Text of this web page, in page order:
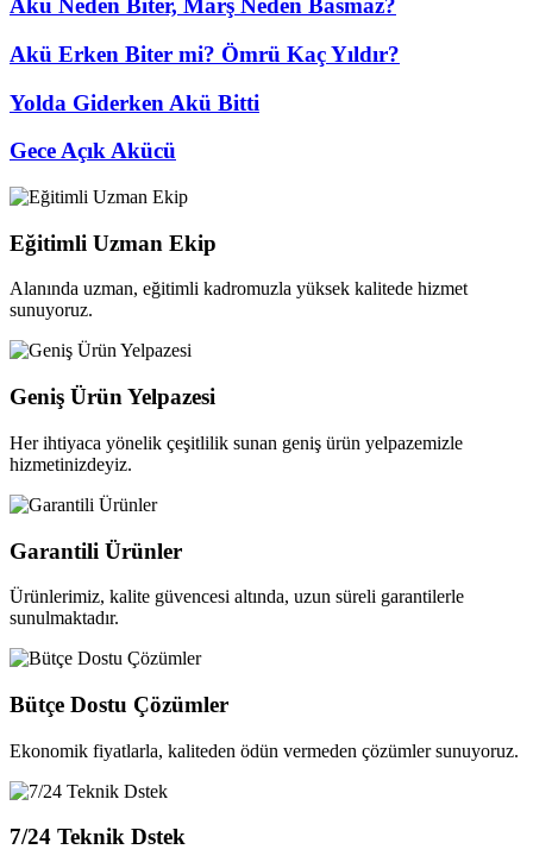
Akü Neden Biter, Marş Neden Basmaz?
Akü Erken Biter mi? Ömrü Kaç Yıldır?
Yolda Giderken Akü Bitti
Gece Açık Akücü
Eğitimli Uzman Ekip
Alanında uzman, eğitimli kadromuzla yüksek kalitede hizmet
sunuyoruz.
Geniş Ürün Yelpazesi
Her ihtiyaca yönelik çeşitlilik sunan geniş ürün yelpazemizle
hizmetinizdeyiz.
Garantili Ürünler
Ürünlerimiz, kalite güvencesi altında, uzun süreli garantilerle
sunulmaktadır.
Bütçe Dostu Çözümler
Ekonomik fiyatlarla, kaliteden ödün vermeden çözümler sunuyoruz.
7/24 Teknik Dstek